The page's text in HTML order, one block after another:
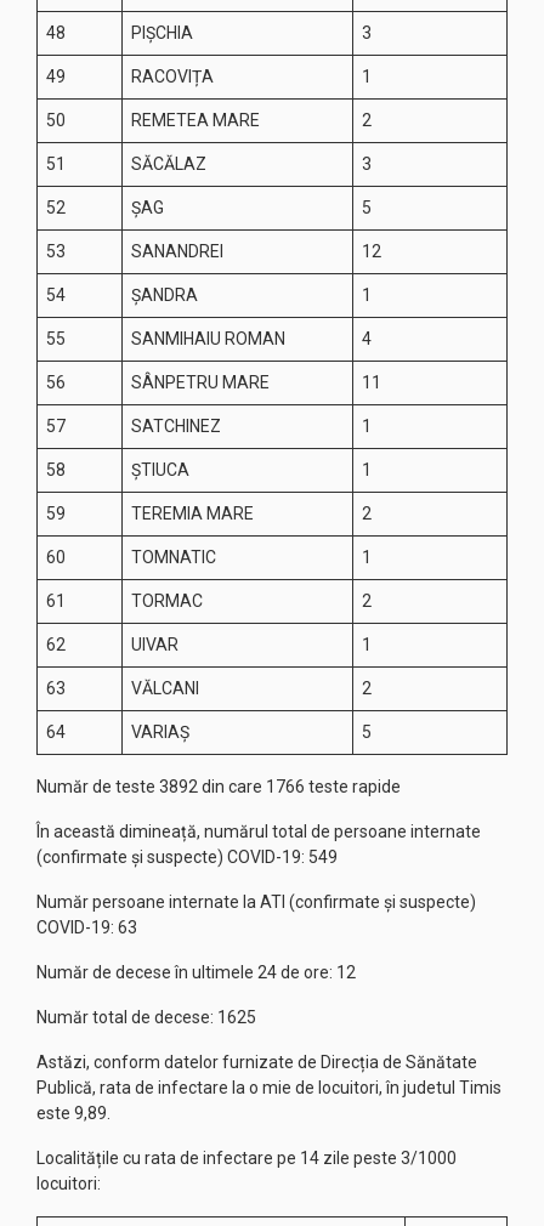
48 PIȘCHIA 3
49 RACOVIȚA 1
50 REMETEA MARE 2
51 SĂCĂLAZ 3
52 ȘAG 5
53 SANANDREI 12
54 ȘANDRA 1
55 SANMIHAIU ROMAN 4
56 SÂNPETRU MARE 11
57 SATCHINEZ 1
58 ȘTIUCA 1
59 TEREMIA MARE 2
60 TOMNATIC 1
61 TORMAC 2
62 UIVAR 1
63 VĂLCANI 2
64 VARIAȘ 5
Număr de teste 3892 din care 1766 teste rapide
În această dimineață, numărul total de persoane internate
(confirmate și suspecte) COVID-19: 549
Număr persoane internate la ATI (confirmate și suspecte)
COVID-19: 63
Număr de decese în ultimele 24 de ore: 12
Număr total de decese: 1625
Astăzi, conform datelor furnizate de Direcția de Sănătate
Publică, rata de infectare la o mie de locuitori, în judetul Timis
este 9,89.
Localitățile cu rata de infectare pe 14 zile peste 3/1000
locuitori: